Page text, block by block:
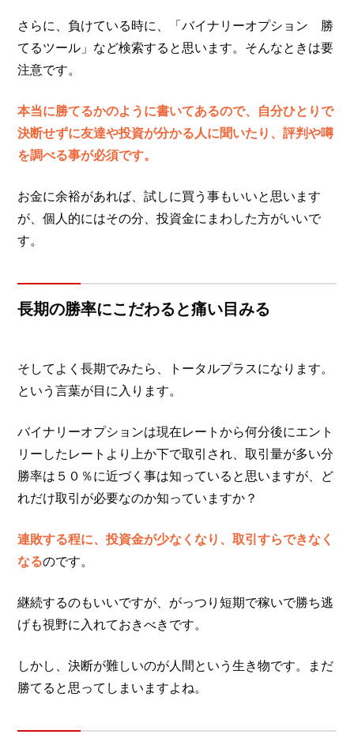
さらに、負けている時に、「バイナリーオプション 勝
てるツール」など検索すると思います。そんなときは要
注意です。
本当に勝てるかのように書いてあるので、自分ひとりで
決断せずに友達や投資が分かる人に聞いたり、評判や噂
を調べる事が必須です。
お金に余裕があれば、試しに買う事もいいと思います
が、個人的にはその分、投資金にまわした方がいいで
す。
長期の勝率にこだわると痛い目みる
そしてよく長期でみたら、トータルプラスになります。
という言葉が目に入ります。
バイナリーオプションは現在レートから何分後にエント
リーしたレートより上か下で取引され、取引量が多い分
勝率は５０％に近づく事は知っていると思いますが、ど
れだけ取引が必要なのか知っていますか？
連敗する程に、投資金が少なくなり、取引すらできなく
なるのです。
継続するのもいいですが、がっつり短期で稼いで勝ち逃
げも視野に入れておきべきです。
しかし、決断が難しいのが人間という生き物です。まだ
勝てると思ってしまいますよね。